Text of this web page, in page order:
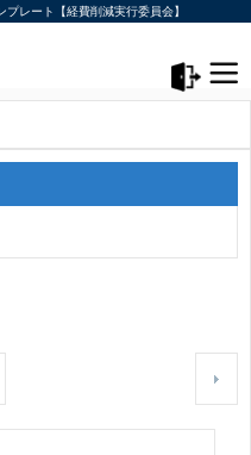
レート【経費削減実行委員会】